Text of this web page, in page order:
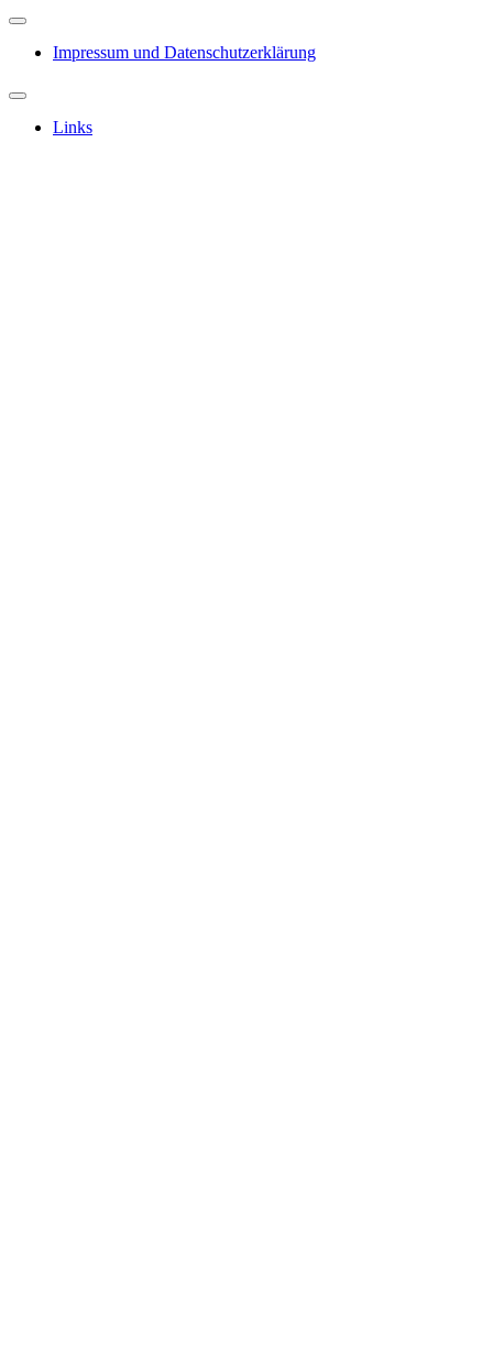
Impressum und Datenschutzerklärung
Links